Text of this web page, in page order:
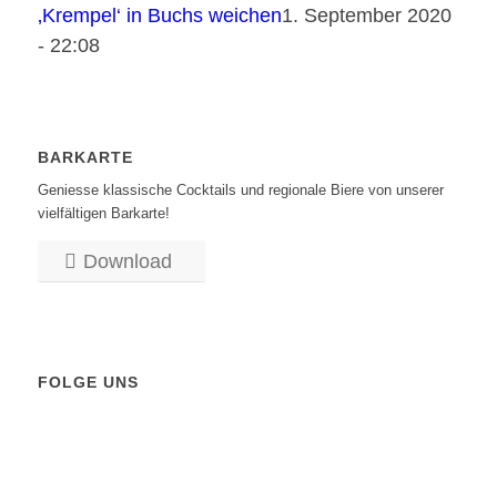
‚Krempel‘ in Buchs weichen1. September 2020
- 22:08
BARKARTE
Geniesse klassische Cocktails und regionale Biere von unserer
vielfältigen Barkarte!
Download
FOLGE UNS